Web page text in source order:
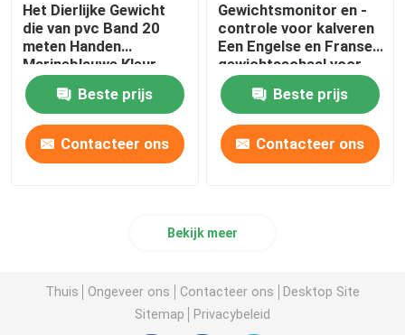
Het Dierlijke Gewicht
die van pvc Band 20
meten Handen
Marineblauwe Kleur
voor Paardenponey
Beste prijs
Contacteer ons
Gewichtsmonitor en -
controle voor kalveren
Een Engelse en Franse
gewichtsschaal voor
dierenartsen
Beste prijs
Contacteer ons
Bekijk meer
Thuis Ongeveer ons Contacteer ons
Desktop Site
Sitemap
Privacybeleid